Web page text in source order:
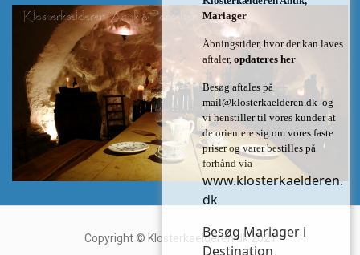
Copyright © Klosterkaelderen.dk 2021
Mariager
Åbningstider, hvor der kan laves
aftaler, opdateres her
Besøg aftales på
mail@klosterkaelderen.dk og
vi henstiller til vores kunder at
de orientere sig om vores faste
priser og varer bestilles på
forhånd via
www.klosterkaelderen.
dk
Besøg Mariager i
Destination